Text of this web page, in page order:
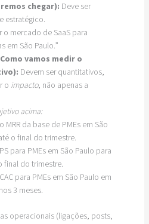
chegar): Deve ser
estratégico.
mercado de SaaS para
em São Paulo.”
vamos medir o
Devem ser quantitativos,
o impacto, não apenas a
acima:
MRR da base de PMEs em São
o final do trimestre.
para PMEs em São Paulo para
final do trimestre.
para PMEs em São Paulo em
3 meses.
operacionais (ligações, posts,